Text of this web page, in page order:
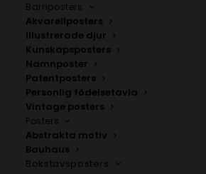
Barnposters
Akvarellposters
Illustrerade djur
Kunskapsposters
Namnposter
Patentposters
Personlig födelsetavla
Vintage posters
Posters
Abstrakta motiv
Bauhaus
Bokstavsposters
30×40 cm och 21×30 cm.
Osby kommun,Skåne län
ANDRA KÖPTE ÄVEN